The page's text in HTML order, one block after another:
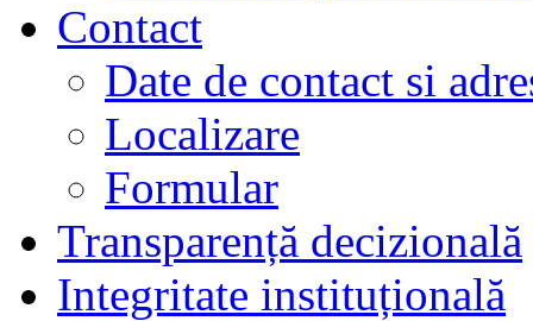
Contact
Date de contact si
Localizare
Formular
Transparență decizională
Integritate instituțională